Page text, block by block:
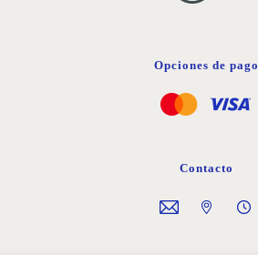
Opciones de pago
Contacto